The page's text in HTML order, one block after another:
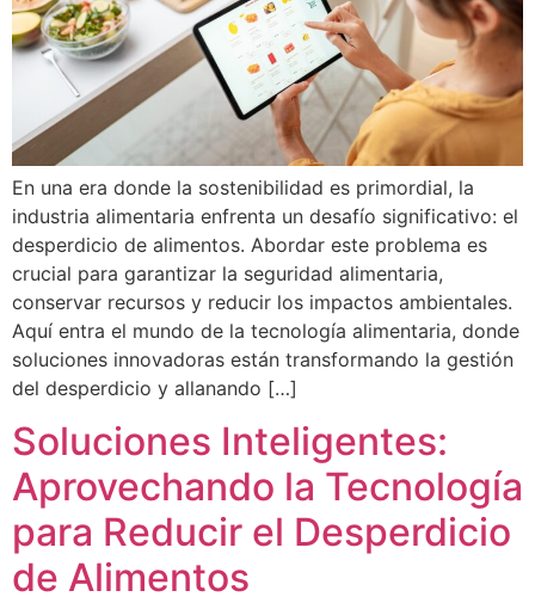
En una era donde la sostenibilidad es primordial, la
industria alimentaria enfrenta un desafío significativo: el
desperdicio de alimentos. Abordar este problema es
crucial para garantizar la seguridad alimentaria,
conservar recursos y reducir los impactos ambientales.
Aquí entra el mundo de la tecnología alimentaria, donde
soluciones innovadoras están transformando la gestión
del desperdicio y allanando […]
Soluciones Inteligentes:
Aprovechando la Tecnología
para Reducir el Desperdicio
de Alimentos